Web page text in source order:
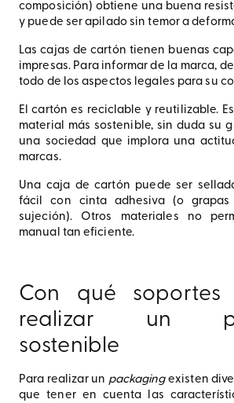
composición) obtiene una buena
y puede ser apilado sin temor a
Las cajas de cartón tienen buenas
impresas. Para informar de la marca,
todo de los aspectos legales para su
El cartón es reciclable y reutilizable.
material más sostenible, sin duda su
una sociedad que implora una
marcas.
Una caja de cartón puede ser
fácil con cinta adhesiva (o grapas
sujeción). Otros materiales no
manual tan eficiente.
Con qué soportes
realizar un
sostenible
Para realizar un packagingexisten
que tener en cuenta las